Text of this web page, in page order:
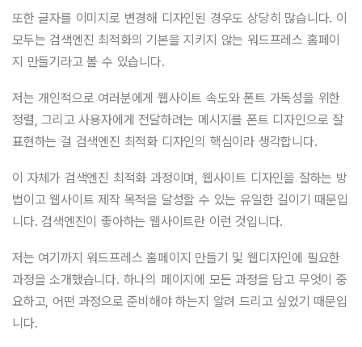
또한 글자를 이미지로 변경해 디자인된 경우도 상당히 많습니다. 이
모두는 검색엔진 최적화의 기본을 지키지 않는 워드프레스 홈페이
지 만들기라고 볼 수 있습니다.
저는 개인적으로 여러분에게 웹사이트 속도와 폰트 가독성을 위한
정렬, 그리고 사용자에게 전달하려는 메시지를 폰트 디자인으로 잘
표현하는 걸 검색엔진 최적화 디자인의 핵심이라 생각합니다.
이 자체가 검색엔진 최적화 과정이며, 웹사이트 디자인을 잘하는 방
법이고 웹사이트 제작 목적을 달성할 수 있는 유일한 길이기 때문입
니다. 검색엔진이 좋아하는 웹사이트란 이런 것입니다.
저는 여기까지 워드프레스 홈페이지 만들기 및 웹디자인에 필요한
과정을 소개했습니다. 하나의 페이지에 모든 과정을 담고 무엇이 중
요하고, 어떤 과정으로 준비해야 하는지 알려 드리고 싶었기 때문입
니다.